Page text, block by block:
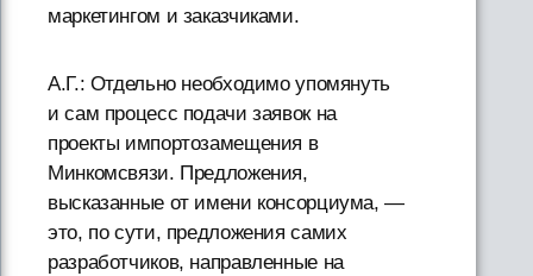
маркетингом и заказчиками.
А.Г.: Отдельно необходимо упомянуть
и сам процесс подачи заявок на
проекты импортозамещения в
Минкомсвязи. Предложения,
высказанные от имени консорциума, —
это, по сути, предложения самих
разработчиков, направленные на